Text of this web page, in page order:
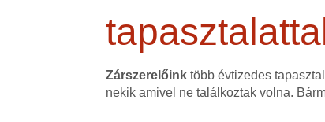
Zárszerelőink több évtizedes
nekik amivel ne találkoztak volna.